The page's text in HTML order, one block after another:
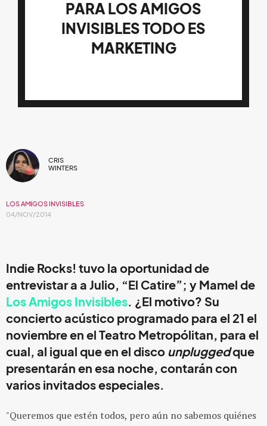
PARA LOS AMIGOS
INVISIBLES TODO ES
MARKETING
CRIS
WINTERS
LOS AMIGOS INVISIBLES
04/NOV/2014
Indie Rocks! tuvo la oportunidad de
entrevistar a a Julio, “El Catire”; y Mamel de
Los Amigos Invisibles. ¿El motivo? Su
concierto acústico programado para el 21 el
noviembre en el Teatro Metropólitan, para el
cual, al igual que en el disco unpluggedque
presentarán en esa noche, contarán con
varios invitados especiales.
"Queremos que estén todos, pero aún no sabemos quiénes